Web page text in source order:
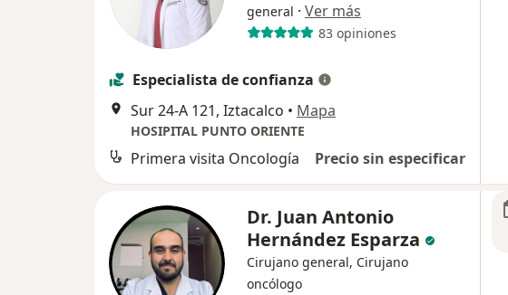
general · Ver más
83 opiniones
Especialista de confianza
Sur 24-A 121, Iztacalco • Mapa
HOSIPITAL PUNTO ORIENTE
Primera visita Oncología Precio sin especificar
Dr. Juan Antonio
Hernández Esparza
Cirujano general, Cirujano
oncólogo